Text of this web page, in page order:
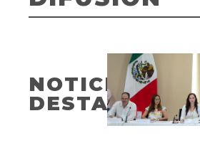
NOTICIAS
DESTACADAS